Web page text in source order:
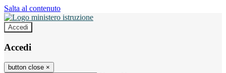
Salta al contenuto
Accedi
Accedi
button close ×